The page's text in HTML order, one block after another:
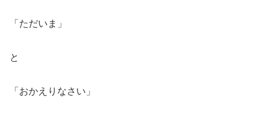
「ただいま」
と
「おかえりなさい」